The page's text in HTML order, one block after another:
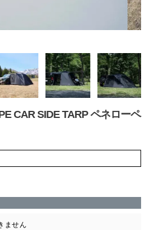
CAR SIDE TARP ペネローペ
ません